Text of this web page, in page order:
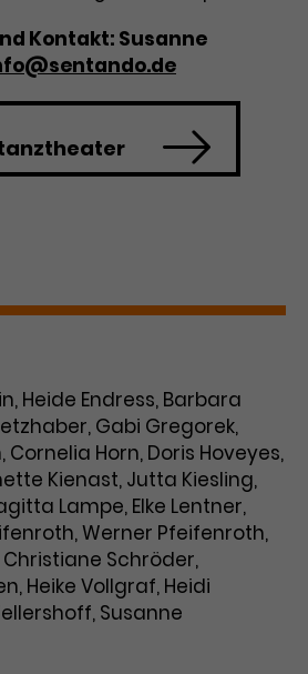
Websites hinweg.
Kontakt: Susanne
Heide Endress, Barbara
Gabi Gregorek,
Horn, Doris Hoveyes,
Kienast, Jutta Kiesling,
Lampe, Elke Lentner,
Werner Pfeifenroth,
Schröder,
Heike Vollgraf, Heidi
Susanne